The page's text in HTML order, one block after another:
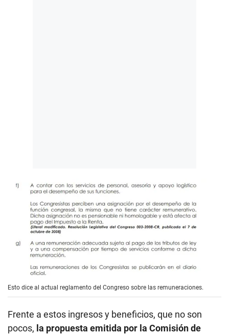
Esto dice al actual reglamento del Congreso sobre las remuneraciones.
Frente a estos ingresos y beneficios, que no son
pocos, la propuesta emitida por la Comisión de